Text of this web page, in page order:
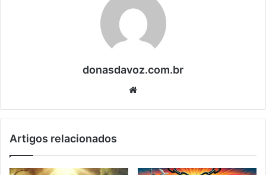
donasdavoz.com.br
te
Artigos relacionados